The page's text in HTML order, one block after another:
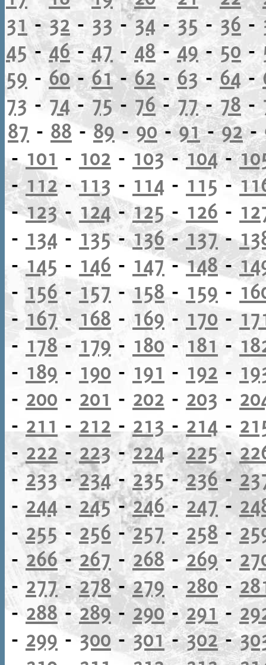
31-32- 33 -34 - 35- 36 -
45-46-47 - 48 - 49-50 -
59 - 60-61-62- 63-64-
73 - 74-75- 76-77-78 -
87 - 88-89-90-91-92-
- 101 - 102 - 103-104-
-112- 113 - 114 - 115-
-123- 124-125- 126 -
- 134 - 135-136-137-
- 145 - 146 - 147-148-
- 156 -157 - 158 - 159 -
-167-168 - 169 - 170 -
- 178 - 179 - 180 - 181 -
- 189 - 190 - 191 - 192 -
- 200 - 201 - 202 - 203 -
- 211 -212-213-214-
- 222 - 223-224-225-
- 233-234-235-236-
- 244 - 245-246- 247-
- 255 - 256 -257- 258 -
- 266-267 - 268-269 -
- 277-278-279 - 280 -
- 288 -289-290-291-
- 299 -300 -301-302-